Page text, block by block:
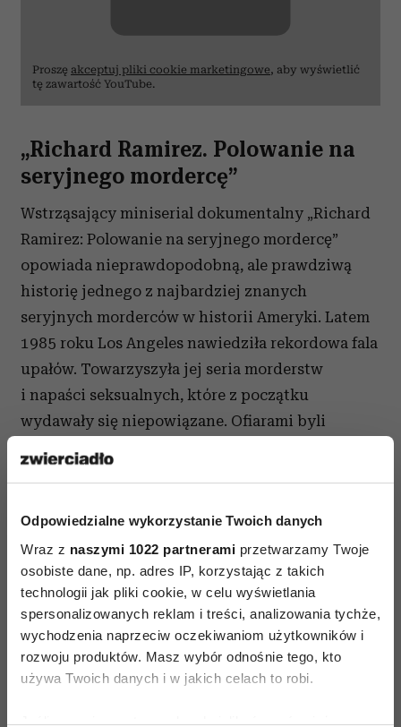
Odpowiedzialne wykorzystanie Twoich danych
Wraz z naszymi 1022 partnerami przetwarzamy Twoje
osobiste dane, np. adres IP, korzystając z takich
technologii jak pliki cookie, w celu wyświetlania
spersonalizowanych reklam i treści, analizowania tychże,
wychodzenia naprzeciw oczekiwaniom użytkowników i
rozwoju produktów. Masz wybór odnośnie tego, kto
używa Twoich danych i w jakich celach to robi.
Jeśli wyrazisz na to zgodę, chcielibyśmy również:
Proszę akceptuj pliki cookie marketingowe, aby wyświetlić
tę zawartość YouTube.
„Richard Ramirez. Polowanie na
seryjnego mordercę”
Wstrząsający miniserial dokumentalny „Richard
Ramirez: Polowanie na seryjnego mordercę”
opowiada nieprawdopodobną, ale prawdziwą
historię jednego z najbardziej znanych
seryjnych morderców w historii Ameryki. Latem
1985 roku Los Angeles nawiedziła rekordowa fala
upałów. Towarzyszyła jej seria morderstw
i napaści seksualnych, które z początku
wydawały się niepowiązane. Ofiarami byli
ekonomicznych. Nigdy wcześniej w historii
kryminalistyki jeden morderca nie był
odpowiedzialny za tak przerażający zestaw
zbrodni. Śledczy ścigali się z czasem, by
powstrzymać sprawce. Gdy pracowali nad
rozwiązaniem sprawy, media deptały im po
piętach, a całą Kalifornię ogarnęła panika.